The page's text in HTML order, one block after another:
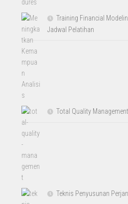
Training Financial
Jadwal Pelatihan
Total Quality Management
Teknis Penyusunan